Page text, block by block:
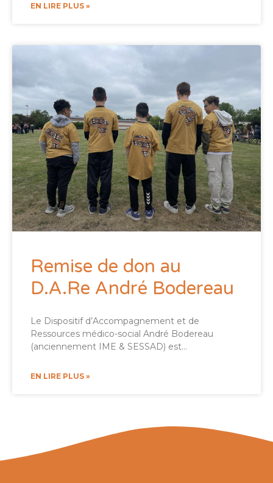
EN LIRE PLUS »
Remise de don au
D.A.Re André Bodereau
Le Dispositif d’Accompagnement et de
Ressources médico-social André Bodereau
(anciennement IME & SESSAD) est…
EN LIRE PLUS »